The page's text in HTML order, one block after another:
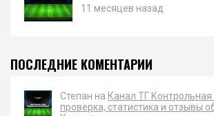
11 месяцев назад
ПОСЛЕДНИЕ КОМЕНТАРИИ
Степан на Канал ТГ Контрольная
проверка, статистика и отзывы